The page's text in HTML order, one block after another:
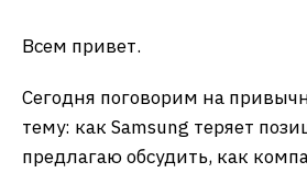
Всем привет.
Сегодня поговорим на
тему: как Samsung теряет
предлагаю обсудить, как